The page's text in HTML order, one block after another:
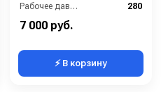
Рабочее давление (бар):
280
7 000 руб.
⚡ В корзину